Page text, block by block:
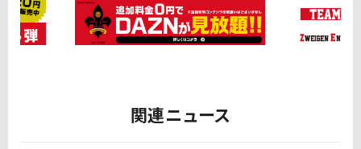
関連ニュース